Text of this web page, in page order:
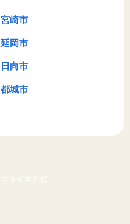
宮崎市
延岡市
日向市
都城市
コトイエナビ .